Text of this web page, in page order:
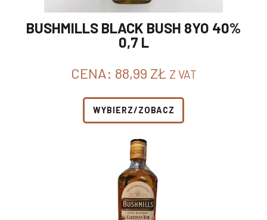
BUSHMILLS BLACK BUSH 8YO 40%
0,7 L
CENA: 88,99 ZŁ Z VAT
WYBIERZ/ZOBACZ